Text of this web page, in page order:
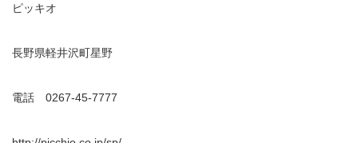
ピッキオ
長野県軽井沢町星野
電話 0267-45-7777